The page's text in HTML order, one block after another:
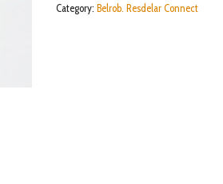
Category: Belrob. Resdelar Connect